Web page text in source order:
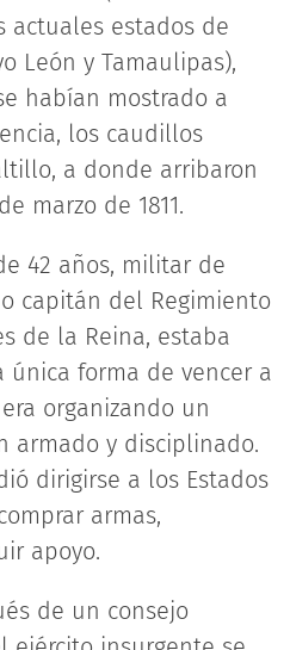
actuales estados de
León y Tamaulipas),
habían mostrado a
los caudillos
a donde arribaron
marzo de 1811.
42 años, militar de
capitán del Regimiento
de la Reina, estaba
única forma de vencer a
organizando un
armado y disciplinado.
dirigirse a los Estados
armas,
apoyo.
de un consejo